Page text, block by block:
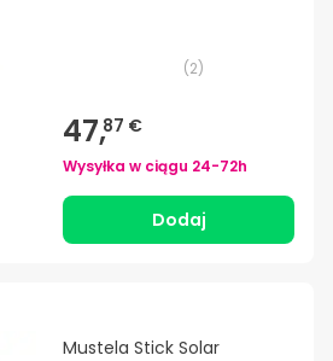
(2)
47,87 €
Wysyłka w ciągu 24-72h
Dodaj
Mustela Stick Solar